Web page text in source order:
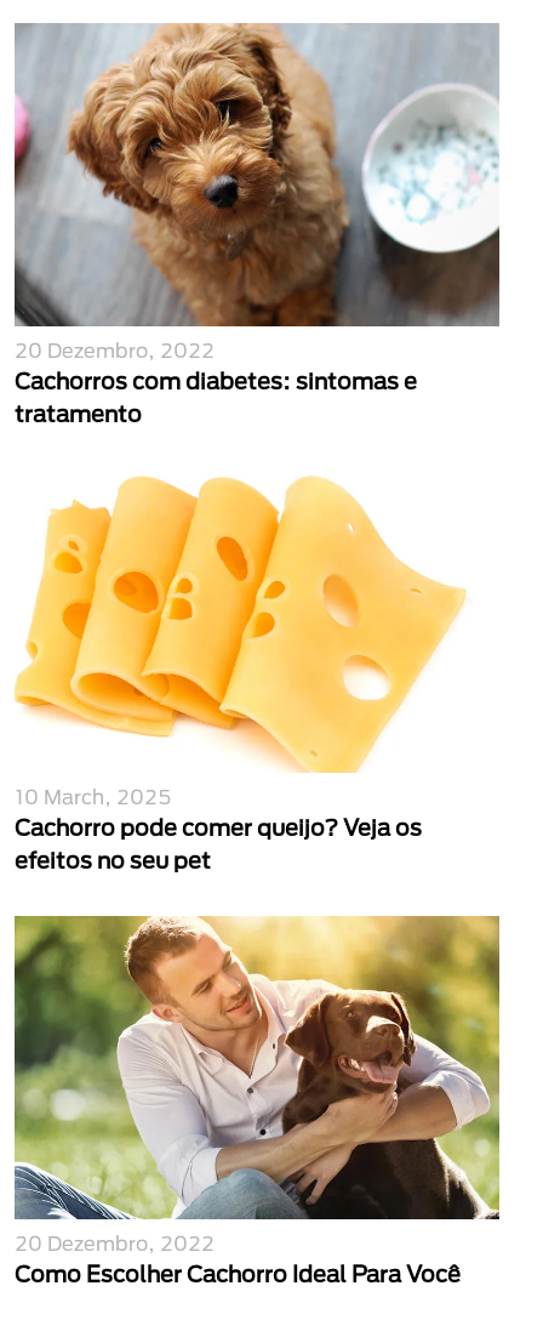
20 Dezembro, 2022
Cachorros com diabetes: sintomas e
tratamento
10 March, 2025
Cachorro pode comer queijo? Veja os
efeitos no seu pet
20 Dezembro, 2022
Como Escolher Cachorro Ideal Para Você